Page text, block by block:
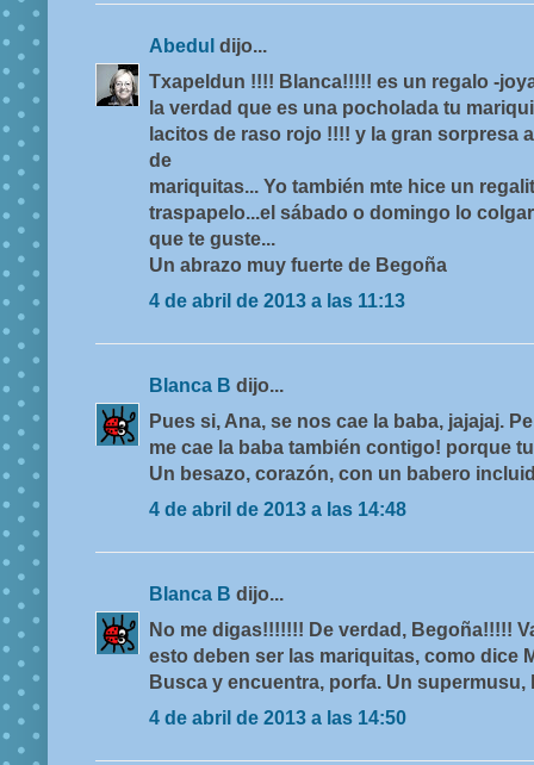
Abedul dijo...
Txapeldun !!!! Blanca!!!!! es un regalo -
la verdad que es una pocholada tu
lacitos de raso rojo !!!! y la gran sorpresa
de
mariquitas... Yo también mte hice un
traspapelo...el sábado o domingo lo
que te guste...
Un abrazo muy fuerte de Begoña
4 de abril de 2013 a las 11:13
Blanca B dijo...
Pues si, Ana, se nos cae la baba, jajajaj.
me cae la baba también contigo! porque
Un besazo, corazón, con un babero
4 de abril de 2013 a las 14:48
Blanca B dijo...
No me digas!!!!!!! De verdad, Begoña!!!!!
esto deben ser las mariquitas, como dice
Busca y encuentra, porfa. Un supermusu,
4 de abril de 2013 a las 14:50